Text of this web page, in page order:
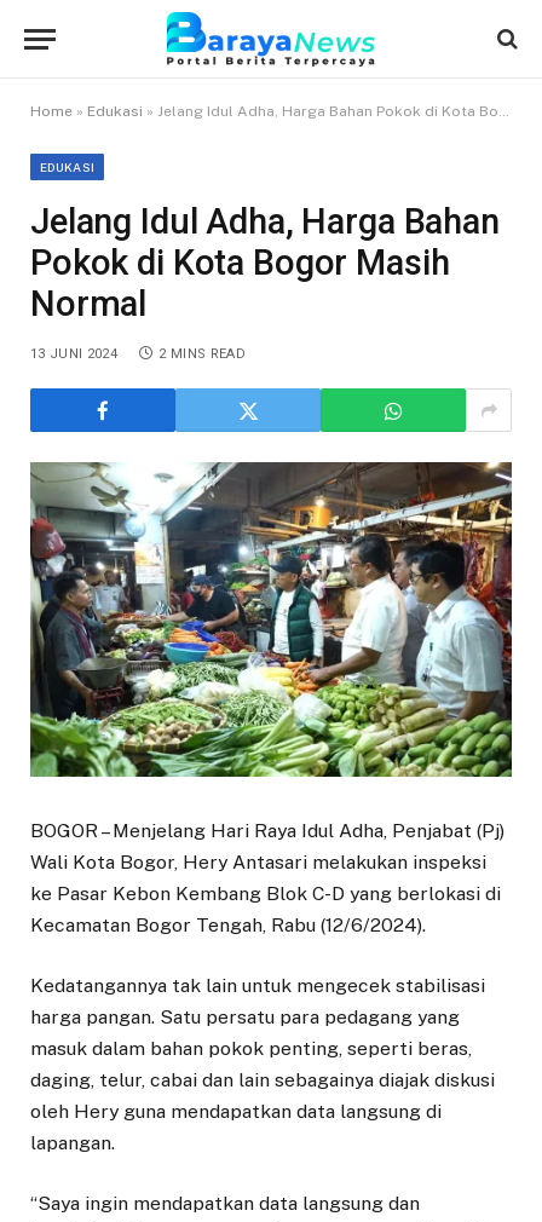
Home » Edukasi » Jelang Idul Adha, Harga Bahan Pokok di Kota Bogor Masih Normal
EDUKASI
Jelang Idul Adha, Harga Bahan
Pokok di Kota Bogor Masih
Normal
13 JUNI 2024 2 MINS READ
BOGOR – Menjelang Hari Raya Idul Adha, Penjabat (Pj)
Wali Kota Bogor, Hery Antasari melakukan inspeksi
ke Pasar Kebon Kembang Blok C-D yang berlokasi di
Kecamatan Bogor Tengah, Rabu (12/6/2024).
Kedatangannya tak lain untuk mengecek stabilisasi
harga pangan. Satu persatu para pedagang yang
masuk dalam bahan pokok penting, seperti beras,
daging, telur, cabai dan lain sebagainya diajak diskusi
oleh Hery guna mendapatkan data langsung di
lapangan.
“Saya ingin mendapatkan data langsung dan